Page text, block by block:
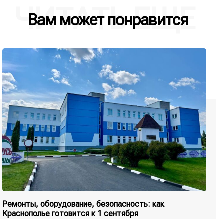
Вам может понравится
ЧИТАТЬ ЕЩЕ
Ремонты, оборудование, безопасность: как
Краснополье готовится к 1 сентября